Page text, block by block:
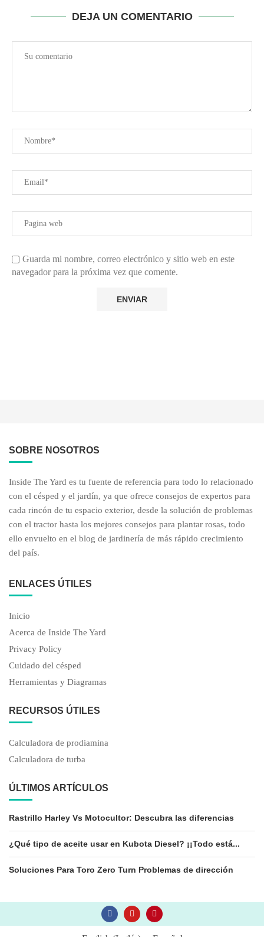
DEJA UN COMENTARIO
Guarda mi nombre, correo electrónico y sitio web en este
navegador para la próxima vez que comente.
SOBRE NOSOTROS
Inside The Yard es tu fuente de referencia para todo lo relacionado
con el césped y el jardín, ya que ofrece consejos de expertos para
cada rincón de tu espacio exterior, desde la solución de problemas
con el tractor hasta los mejores consejos para plantar rosas, todo
ello envuelto en el blog de jardinería de más rápido crecimiento
del país.
ENLACES ÚTILES
Inicio
Acerca de Inside The Yard
Privacy Policy
Cuidado del césped
Herramientas y Diagramas
RECURSOS ÚTILES
Calculadora de prodiamina
Calculadora de turba
ÚLTIMOS ARTÍCULOS
Rastrillo Harley Vs Motocultor: Descubra las diferencias
¿Qué tipo de aceite usar en Kubota Diesel? ¡¡Todo está...
Soluciones Para Toro Zero Turn Problemas de dirección